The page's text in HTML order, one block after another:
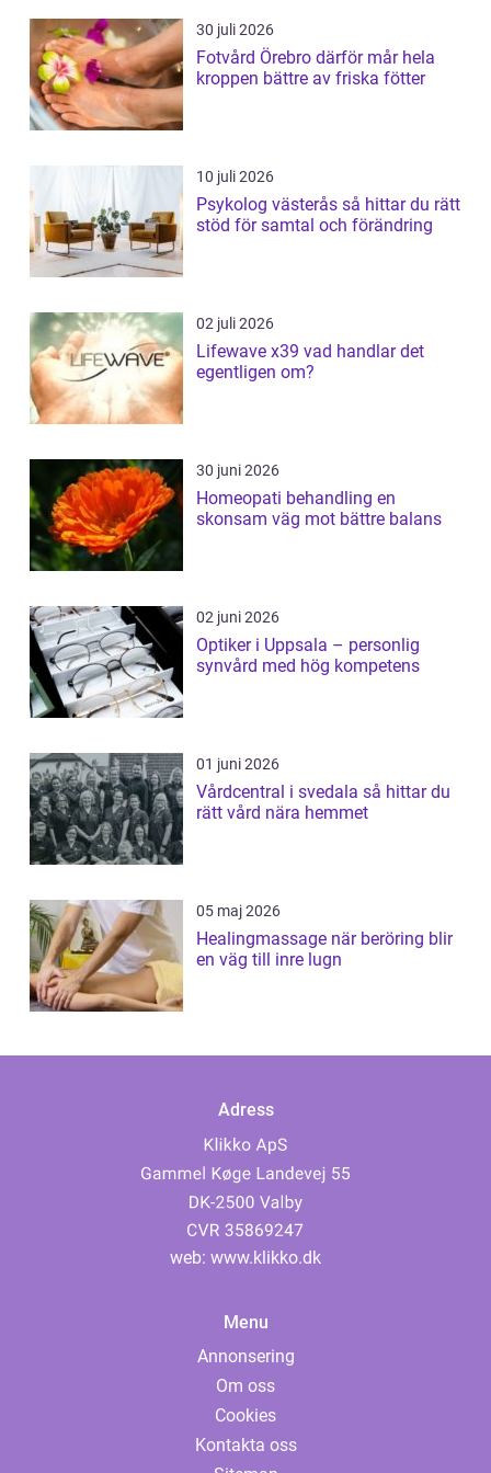
30 juli 2026
Fotvård Örebro därför mår hela
kroppen bättre av friska fötter
10 juli 2026
Psykolog västerås så hittar du rätt
stöd för samtal och förändring
02 juli 2026
Lifewave x39 vad handlar det
egentligen om?
30 juni 2026
Homeopati behandling en
skonsam väg mot bättre balans
02 juni 2026
Optiker i Uppsala – personlig
synvård med hög kompetens
01 juni 2026
Vårdcentral i svedala så hittar du
rätt vård nära hemmet
05 maj 2026
Healingmassage när beröring blir
en väg till inre lugn
Adress
web: www.klikko.dk
Menu
Annonsering
Om oss
Cookies
Kontakta oss